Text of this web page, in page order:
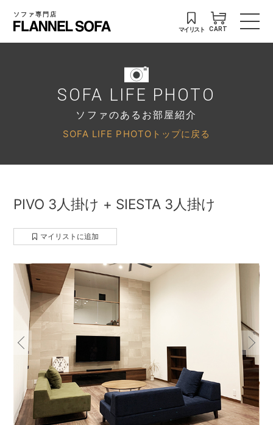
ソファ専門店
マイリスト CART
SOFA LIFE PHOTO
ソファのあるお部屋紹介
SOFA LIFE PHOTOトップに戻る
PIVO 3人掛け + SIESTA 3人掛け
マイリストに追加